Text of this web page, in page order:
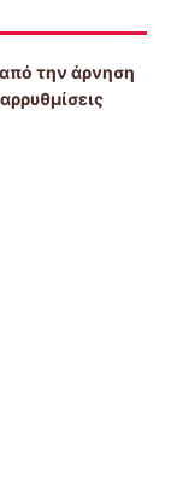
την άρνηση